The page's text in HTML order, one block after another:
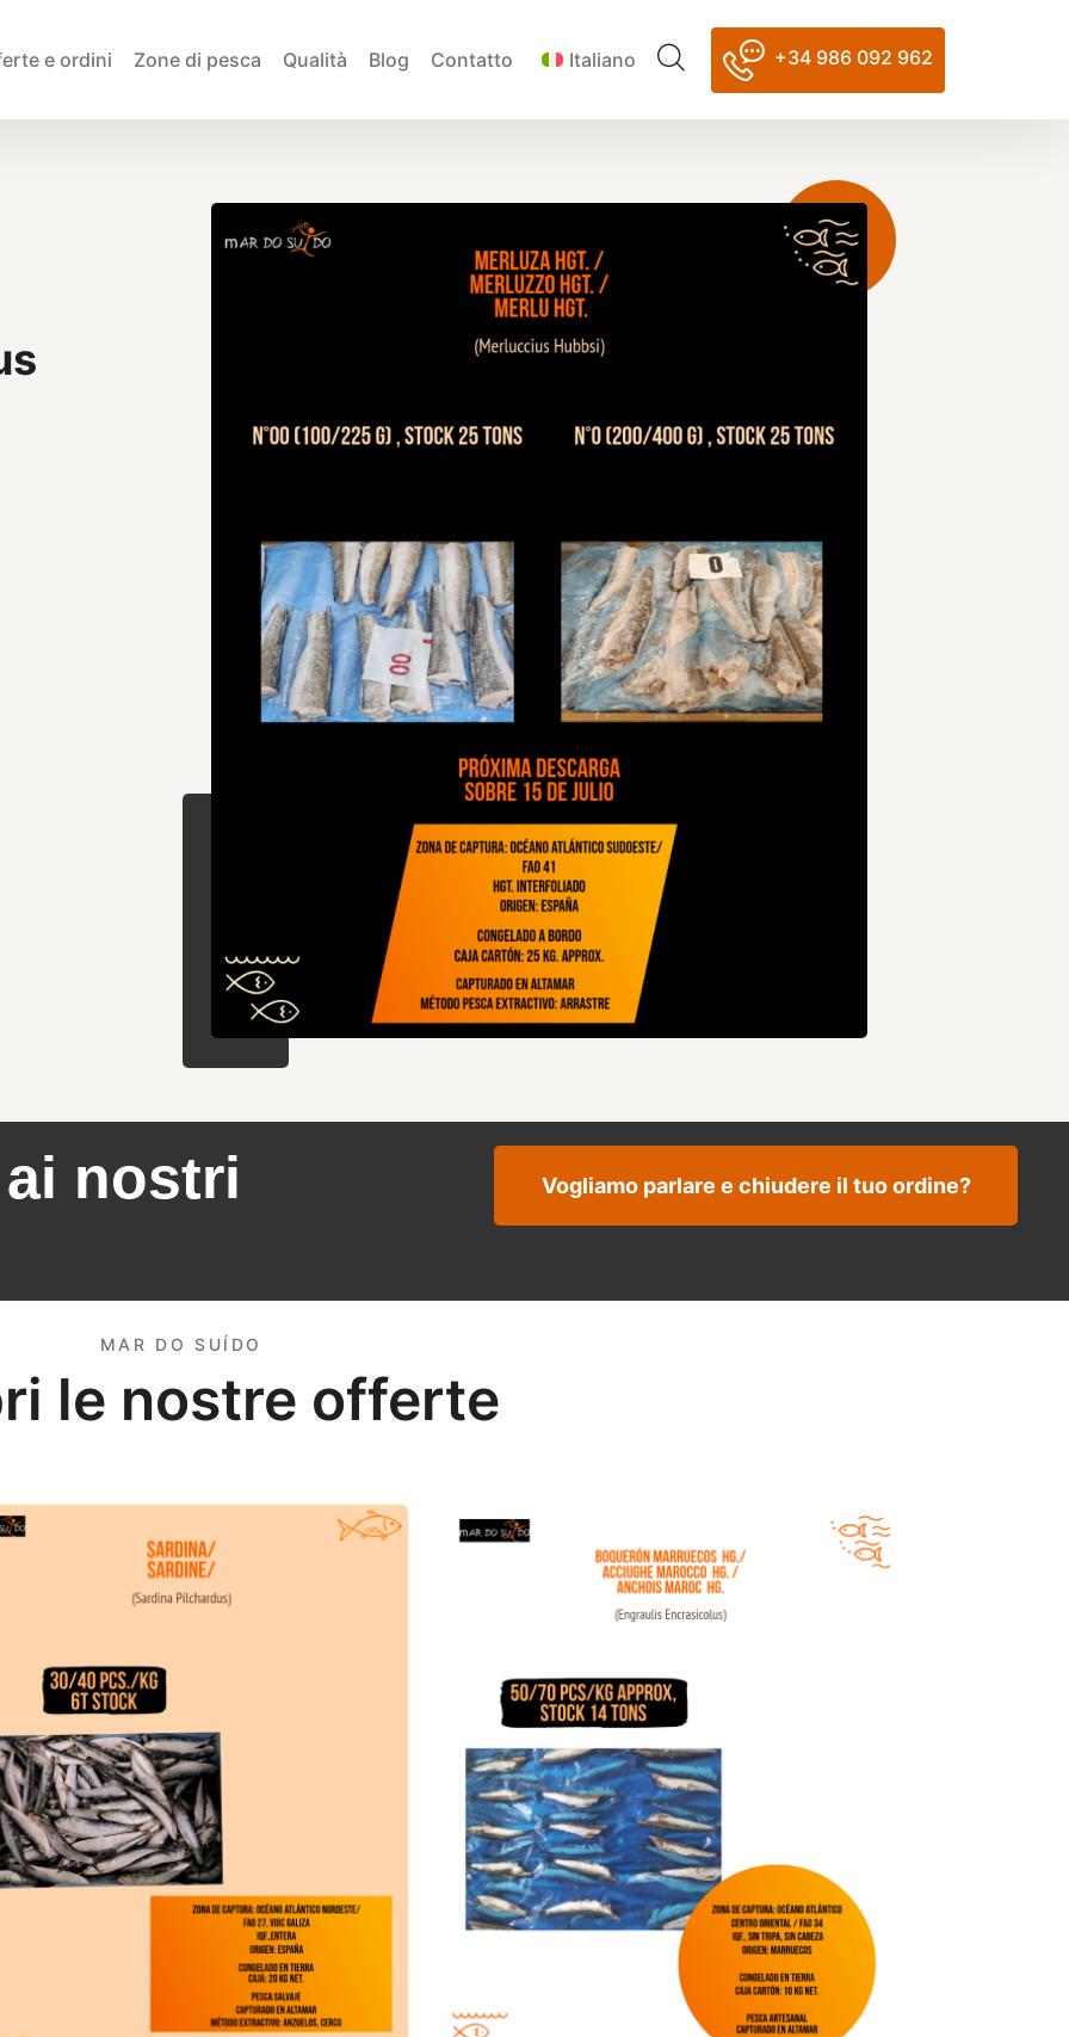
e ordini Zone di pesca Qualità Blog Contatto Italiano +34 986 092 962
nostri
Vogliamo parlare e chiudere il tuo ordine?
MAR DO SUÍDO
le nostre offerte
di sardine Offerta di acciughe del Marocco HG